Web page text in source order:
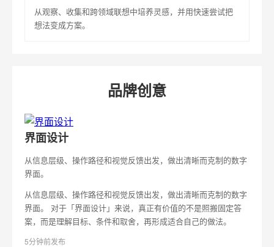
从观察、收集和跨领域联想中培养灵感，并用快速尝试把
想法变成方案。
品牌创意
界面设计
从信息层级、操作路径和视觉反馈出发，做出清晰而克制的数字
界面。
从信息层级、操作路径和视觉反馈出发，做出清晰而克制的数字
界面。 对于「界面设计」来说，真正有价值的不是照搬固定答
案，而是理解目标、条件和取舍，再形成适合自己的做法。
5分钟前发布